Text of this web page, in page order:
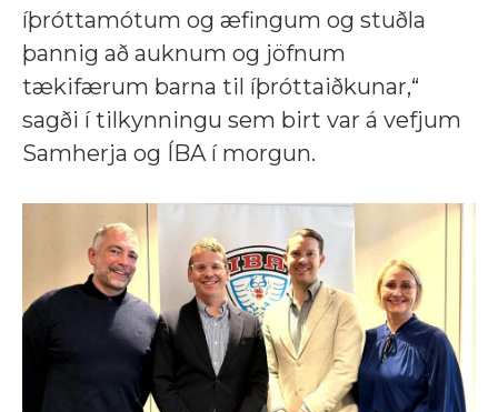
íþróttamótum og æfingum og stuðla
þannig að auknum og jöfnum
tækifærum barna til íþróttaiðkunar,“
sagði í tilkynningu sem birt var á vefjum
Samherja og ÍBA í morgun.